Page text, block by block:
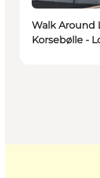
Walk Around
Korsebølle -